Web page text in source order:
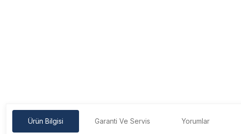
Ürün Bilgisi Garanti Ve Servis Yorumlar